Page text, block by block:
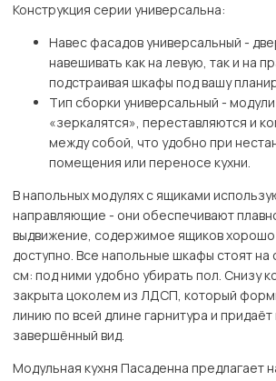
Конструкция серии универсальна:
Навес фасадов универсальный -
навешивать как на левую, так и на
подстраивая шкафы под вашу
Тип сборки универсальный - модули
«зеркалятся», переставляются и
между собой, что удобно при
помещения или переносе кухни.
В напольных модулях с ящиками
направляющие - они обеспечивают
выдвижение, содержимое ящиков хорошо
доступно. Все напольные шкафы стоят на
см: под ними удобно убирать пол. Снизу
закрыта цоколем из ЛДСП, который
линию по всей длине гарнитура и придаёт
завершённый вид.
Модульная кухня Пасаденна предлагает